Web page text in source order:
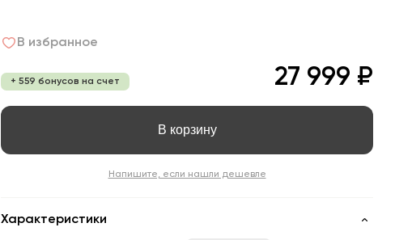
В избранное
+ 559 бонусов на счет 27 999 ₽
В корзину
Напишите, если нашли дешевле
Характеристики